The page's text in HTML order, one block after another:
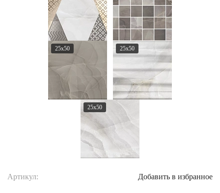
25x50 25x50
25x50
Артикул: Добавить в избранное